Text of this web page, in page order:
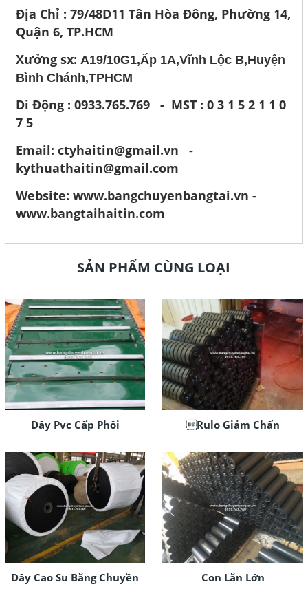
Địa Chỉ : 79/48D11 Tân Hòa Đông, Phường 14,
Quận 6, TP.HCM
Xưởng sx: A19/10G1,Ấp 1A,Vĩnh Lộc B,Huyện
Bình Chánh,TPHCM
Di Động : 0933.765.769 - MST : 0 3 1 5 2 1 1 0
7 5
Email: ctyhaitin@gmail.vn -
kythuathaitin@gmail.com
Website: www.bangchuyenbangtai.vn -
www.bangtaihaitin.com
SẢN PHẨM CÙNG LOẠI
Dây Pvc Cấp Phôi Rulo Giảm Chấn
Dây Cao Su Băng Chuyền Con Lăn Lớn